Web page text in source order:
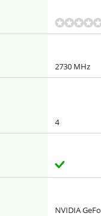
2730 MHz
4
NVIDIA